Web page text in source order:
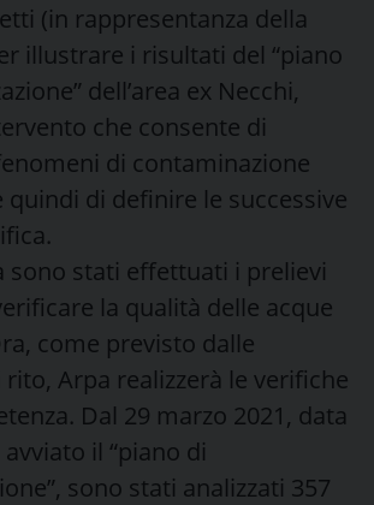
(in rappresentanza della
illustrare i risultati del “piano
dell’area ex Necchi,
che consente di
di contaminazione
quindi di definire le successive
sono stati effettuati i prelievi
la qualità delle acque
come previsto dalle
Arpa realizzerà le verifiche
Dal 29 marzo 2021, data
il “piano di
sono stati analizzati 357